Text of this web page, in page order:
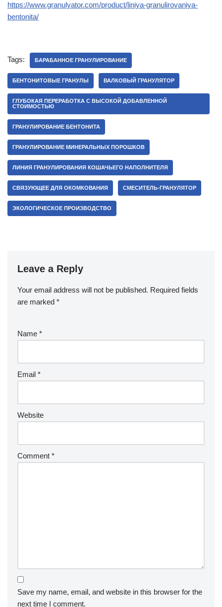
https://www.granulyator.com/product/liniya-granulirovaniya-
bentonita/
Tags: БАРАБАННОЕ ГРАНУЛИРОВАНИЕ
БЕНТОНИТОВЫЕ ГРАНУЛЫ ВАЛКОВЫЙ ГРАНУЛЯТОР
ГЛУБОКАЯ ПЕРЕРАБОТКА С ВЫСОКОЙ ДОБАВЛЕННОЙ
СТОИМОСТЬЮ
ГРАНУЛИРОВАНИЕ БЕНТОНИТА
ГРАНУЛИРОВАНИЕ МИНЕРАЛЬНЫХ ПОРОШКОВ
ЛИНИЯ ГРАНУЛИРОВАНИЯ КОШАЧЬЕГО НАПОЛНИТЕЛЯ
СВЯЗУЮЩЕЕ ДЛЯ ОКОМКОВАНИЯ СМЕСИТЕЛЬ-ГРАНУЛЯТОР
ЭКОЛОГИЧЕСКОЕ ПРОИЗВОДСТВО
Leave a Reply
Your email address will not be published. Required fields
are marked *
Name *
Email *
Website
Comment *
Save my name, email, and website in this browser for the
next time I comment.